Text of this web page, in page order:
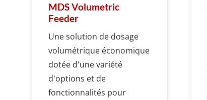
MDS Volumetric
Feeder
Une solution de dosage
volumétrique économique
dotée d'une variété
d'options et de
fonctionnalités pour